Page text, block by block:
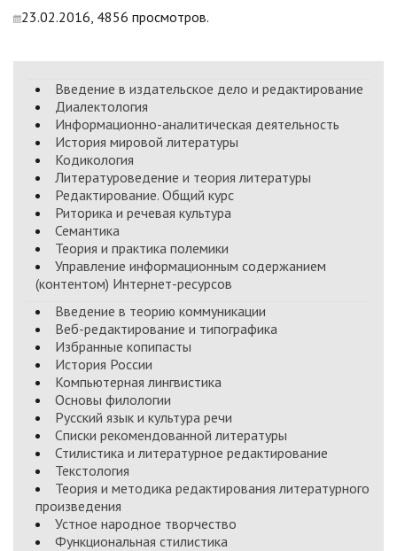
23.02.2016, 4856 просмотров.
Введение в издательское дело и редактирование
Диалектология
Информационно-аналитическая деятельность
История мировой литературы
Кодикология
Литературоведение и теория литературы
Редактирование. Общий курс
Риторика и речевая культура
Семантика
Теория и практика полемики
Управление информационным содержанием
(контентом) Интернет-ресурсов
Введение в теорию коммуникации
Веб-редактирование и типографика
Избранные копипасты
История России
Компьютерная лингвистика
Основы филологии
Русский язык и культура речи
Списки рекомендованной литературы
Стилистика и литературное редактирование
Текстология
Теория и методика редактирования литературного
произведения
Устное народное творчество
Функциональная стилистика